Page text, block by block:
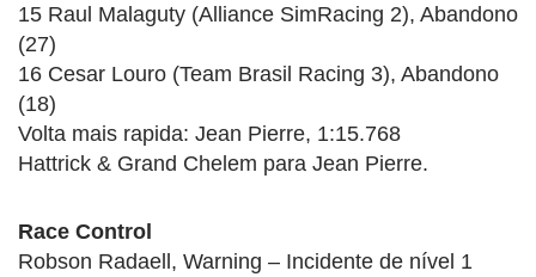
15 Raul Malaguty (Alliance SimRacing 2), Abandono
(27)
16 Cesar Louro (Team Brasil Racing 3), Abandono
(18)
Volta mais rapida: Jean Pierre, 1:15.768
Hattrick & Grand Chelem para Jean Pierre.
Race Control
Robson Radaell, Warning – Incidente de nível 1